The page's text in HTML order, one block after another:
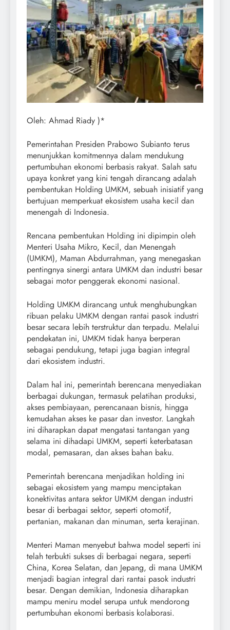
Oleh: Ahmad Riady )*
Pemerintahan Presiden Prabowo Subianto terus
menunjukkan komitmennya dalam mendukung
pertumbuhan ekonomi berbasis rakyat. Salah satu
upaya konkret yang kini tengah dirancang adalah
pembentukan Holding UMKM, sebuah inisiatif yang
bertujuan memperkuat ekosistem usaha kecil dan
menengah di Indonesia.
Rencana pembentukan Holding ini dipimpin oleh
Menteri Usaha Mikro, Kecil, dan Menengah
(UMKM), Maman Abdurrahman, yang menegaskan
pentingnya sinergi antara UMKM dan industri besar
sebagai motor penggerak ekonomi nasional.
Holding UMKM dirancang untuk menghubungkan
ribuan pelaku UMKM dengan rantai pasok industri
besar secara lebih terstruktur dan terpadu. Melalui
pendekatan ini, UMKM tidak hanya berperan
sebagai pendukung, tetapi juga bagian integral
dari ekosistem industri.
Dalam hal ini, pemerintah berencana menyediakan
berbagai dukungan, termasuk pelatihan produksi,
akses pembiayaan, perencanaan bisnis, hingga
kemudahan akses ke pasar dan investor. Langkah
ini diharapkan dapat mengatasi tantangan yang
selama ini dihadapi UMKM, seperti keterbatasan
modal, pemasaran, dan akses bahan baku.
Pemerintah berencana menjadikan holding ini
sebagai ekosistem yang mampu menciptakan
konektivitas antara sektor UMKM dengan industri
besar di berbagai sektor, seperti otomotif,
pertanian, makanan dan minuman, serta kerajinan.
Menteri Maman menyebut bahwa model seperti ini
telah terbukti sukses di berbagai negara, seperti
China, Korea Selatan, dan Jepang, di mana UMKM
menjadi bagian integral dari rantai pasok industri
besar. Dengan demikian, Indonesia diharapkan
mampu meniru model serupa untuk mendorong
pertumbuhan ekonomi berbasis kolaborasi.